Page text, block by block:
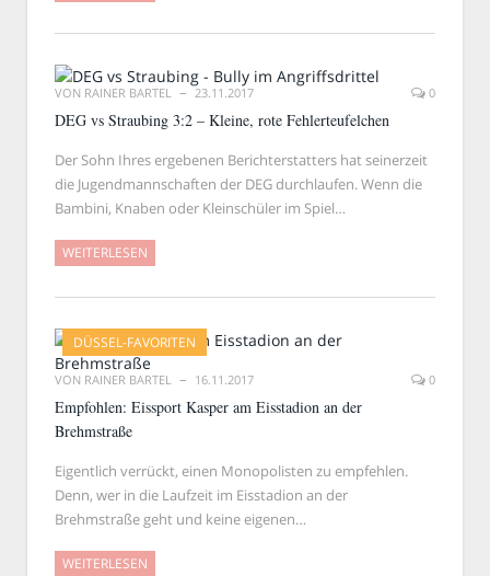
VON RAINER BARTEL 23.11.2017 0
DEG vs Straubing 3:2 – Kleine, rote Fehlerteufelchen
Der Sohn Ihres ergebenen Berichterstatters hat seinerzeit
die Jugendmannschaften der DEG durchlaufen. Wenn die
Bambini, Knaben oder Kleinschüler im Spiel…
WEITERLESEN
DÜSSEL-FAVORITEN
VON RAINER BARTEL 16.11.2017 0
Empfohlen: Eissport Kasper am Eisstadion an der
Brehmstraße
Eigentlich verrückt, einen Monopolisten zu empfehlen.
Denn, wer in die Laufzeit im Eisstadion an der
Brehmstraße geht und keine eigenen…
WEITERLESEN